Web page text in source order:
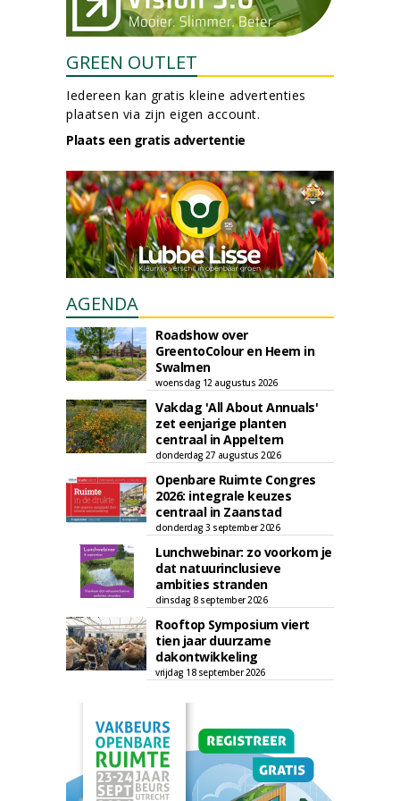
GREEN OUTLET
Iedereen kan gratis kleine advertenties
plaatsen via zijn eigen account.
Plaats een gratis advertentie
AGENDA
Roadshow over
GreentoColour en Heem in
Swalmen
woensdag 12 augustus 2026
Vakdag 'All About Annuals'
zet eenjarige planten
centraal in Appeltern
donderdag 27 augustus 2026
Openbare Ruimte Congres
2026: integrale keuzes
centraal in Zaanstad
donderdag 3 september 2026
Lunchwebinar: zo voorkom je
dat natuurinclusieve
ambities stranden
dinsdag 8 september 2026
Rooftop Symposium viert
tien jaar duurzame
dakontwikkeling
vrijdag 18 september 2026